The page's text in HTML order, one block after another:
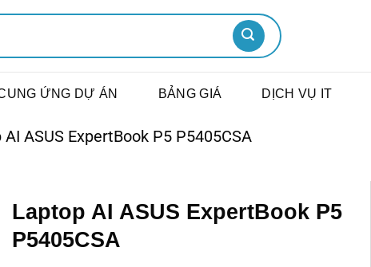
ỨNG DỰ ÁN BẢNG GIÁ DỊCH VỤ IT
ASUS ExpertBook P5 P5405CSA
Laptop AI ASUS ExpertBook P5
P5405CSA